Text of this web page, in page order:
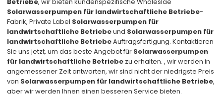
Betriebe, wir bieten kundenspezifische Wholeslae
Solarwasserpumpen für landwirtschaftliche Betriebe-
Fabrik, Private Label Solarwasserpumpen für
landwirtschaftliche Betriebeund Solarwasserpumpen für
landwirtschaftliche BetriebeAuftragsfertigung. Kontaktieren
Sie uns jetzt, um das beste Angebot für Solarwasserpumpen
für landwirtschaftliche Betriebe zu erhalten. , wir werden in
angemessener Zeit antworten, wir sind nicht der niedrigste Preis
von Solarwasserpumpen für landwirtschaftliche Betriebe,
aber wir werden Ihnen einen besseren Service bieten.